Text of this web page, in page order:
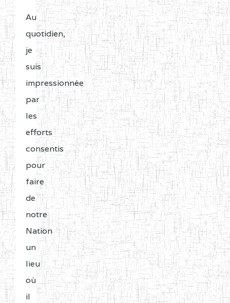
Au
quotidien,
je
suis
impressionnée
par
les
efforts
consentis
pour
faire
de
notre
Nation
un
lieu
où
il